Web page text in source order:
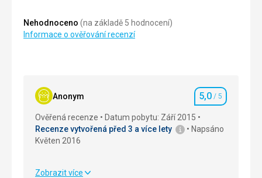
Nehodnoceno (na základě 5 hodnocení)
Informace o ověřování recenzí
Anonym Hodnocení
5,0 / 5
Ověřená recenze
Datum pobytu: Září 2015
Recenze vytvořená před 3 a více lety
Napsáno
Květen 2016
Zobrazit více